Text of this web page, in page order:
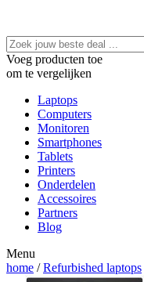
Voeg producten toe
om te vergelijken
Laptops
Computers
Monitoren
Smartphones
Tablets
Printers
Onderdelen
Accessoires
Partners
Blog
Menu
home /Refurbished laptops